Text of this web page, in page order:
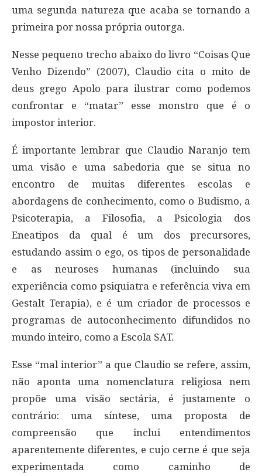
uma segunda natureza que acaba se tornando a
primeira por nossa própria outorga.
Nesse pequeno trecho abaixo do livro “Coisas Que
Venho Dizendo” (2007), Claudio cita o mito de
deus grego Apolo para ilustrar como podemos
confrontar e “matar” esse monstro que é o
impostor interior.
É importante lembrar que Claudio Naranjo tem
uma visão e uma sabedoria que se situa no
encontro de muitas diferentes escolas e
abordagens de conhecimento, como o Budismo, a
Psicoterapia, a Filosofia, a Psicologia dos
Eneatipos da qual é um dos precursores,
estudando assim o ego, os tipos de personalidade
e as neuroses humanas (incluindo sua
experiência como psiquiatra e referência viva em
Gestalt Terapia), e é um criador de processos e
programas de autoconhecimento difundidos no
mundo inteiro, como a Escola SAT.
Esse “mal interior” a que Claudio se refere, assim,
não aponta uma nomenclatura religiosa nem
propõe uma visão sectária, é justamente o
contrário: uma síntese, uma proposta de
compreensão que inclui entendimentos
aparentemente diferentes, e cujo cerne é que seja
experimentada como caminho de